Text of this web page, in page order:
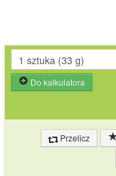
Do kalkulatora
Przelicz